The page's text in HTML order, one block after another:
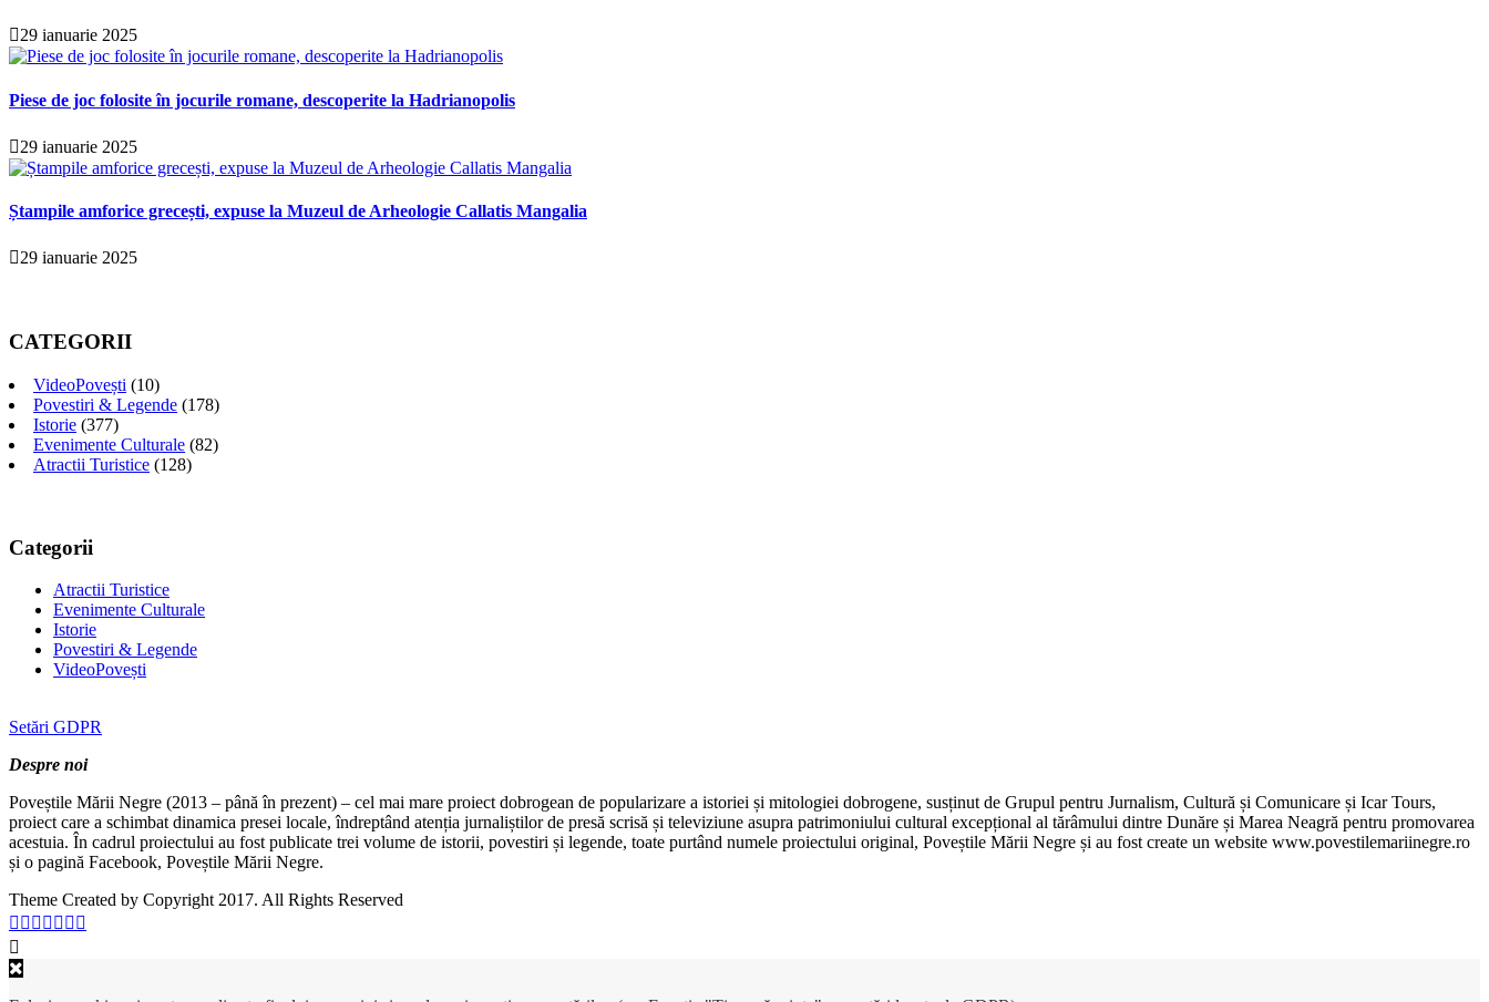
29 ianuarie 2025
Piese de joc folosite în jocurile romane, descoperite la Hadrianopolis
29 ianuarie 2025
Ștampile amforice grecești, expuse la Muzeul de Arheologie Callatis Mangalia
29 ianuarie 2025
CATEGORII
VideoPovești (10)
Povestiri & Legende (178)
Istorie (377)
Evenimente Culturale (82)
Atractii Turistice (128)
Categorii
Atractii Turistice
Evenimente Culturale
Istorie
Povestiri & Legende
VideoPovești
Setări GDPR
Despre noi
Poveștile Mării Negre (2013 – până în prezent) – cel mai mare proiect dobrogean de popularizare a istoriei și mitologiei dobrogene, susținut de Grupul pentru Jurnalism, Cultură și Comunicare și Icar Tours,
proiect care a schimbat dinamica presei locale, îndreptând atenția jurnaliștilor de presă scrisă și televiziune asupra patrimoniului cultural excepțional al tărâmului dintre Dunăre și Marea Neagră pentru promovarea
acestuia. În cadrul proiectului au fost publicate trei volume de istorii, povestiri și legende, toate purtând numele proiectului original, Poveștile Mării Negre și au fost create un website www.povestilemariinegre.ro
și o pagină Facebook, Poveștile Mării Negre.
Theme Created by Copyright 2017. All Rights Reserved